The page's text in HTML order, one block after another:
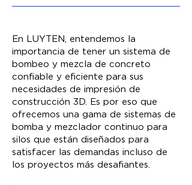
En LUYTEN, entendemos la
importancia de tener un sistema de
bombeo y mezcla de concreto
confiable y eficiente para sus
necesidades de impresión de
construcción 3D. Es por eso que
ofrecemos una gama de sistemas de
bomba y mezclador continuo para
silos que están diseñados para
satisfacer las demandas incluso de
los proyectos más desafiantes.